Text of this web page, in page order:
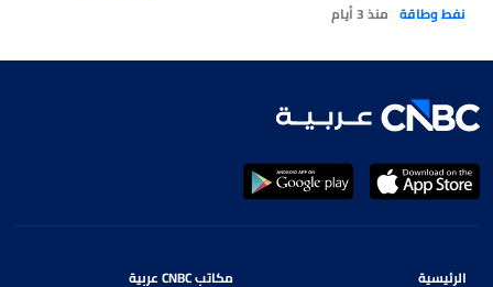
نفط وطاقة منذ 3 أيام
الرئيسية
مكاتب CNBC عربية